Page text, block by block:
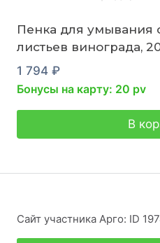
Пенка для умывания
листьев винограда,
1 794 ₽
Бонусы на карту: 20 pv
В
Сайт участника Арго: ID